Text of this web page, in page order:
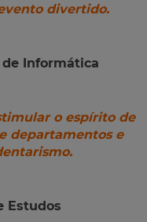
divertido.
de Informática
o espírito de
departamentos e
Estudos